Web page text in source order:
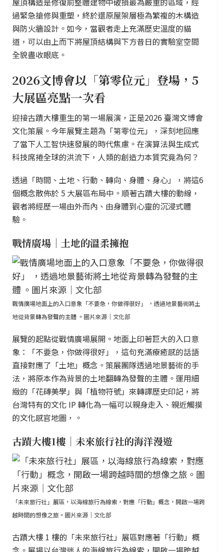
過緊急搶修與重塑，終於還原屋架層極為繁複的木構造
與防火牆設計。如今，當觀者走上充滿歷史溫度的貓
道，可以由上而下將屋頂結構與下方昔日的實驗室空間
全貌盡收眼底。
2026文博會以「第零位元」登場，5
大展區亮點一次看
迎接古蹟大樓重生的第一場展演，正是2026 臺灣文博會
文化策展。今年展覽主題為「第零位元」，深刻地回應
了當下人工智快速發展的時代焦慮。在演算法與生成式
科技席捲全球的洪流下，人類的創造力本質究竟為何？
透過「時間、土地、行動、轉向、身體、身心」，將這6
個概念散佈於 5 大展區布局中。順著古蹟大樓的動線，
觀者將經歷一場由外而內、由身體到心靈的沉浸式體
驗。
戰情廣場｜土地的溫柔擁抱
戰情廣場地面上的入口意象「不要急，你做得很好」 ，透過地景藝術將土
地從背景轉為發聲的主體 。圖片來源｜文化部
展覽的起點從戰情廣場展開。地面上印著巨大的入口意
象：「不要急，你做得很好」，這句充滿療癒感的話語
直接對應了「土地」概念。策展團隊透過地景藝術的手
法，將原本作為背景的土地翻轉為發聲的主體。運用細
緻的「花磚美學」與「植物符號」來轉譯歷史印記，將
台灣特有的文化 IP 轉化為一幅可以親身走入、親近觸摸
的文化感官地圖，。
古蹟大樓1樓｜未來旅行社的海洋漫遊
「未來旅行社」展區，以海線旅行為線索，對應「行動」概念，開啟一場跨
越時間的想像之旅。圖片來源｜文化部
古蹟大樓 1 樓的「未來旅行社」展區對應著「行動」概